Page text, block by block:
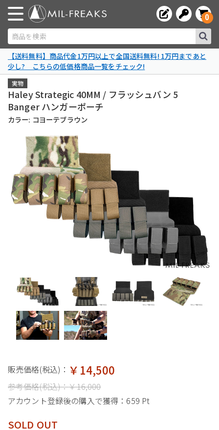
商品を検索
0
【送料無料】商品代金1万円以上で全国送料無料! 1万円まであと
少し? こちらの低価格商品一覧をチェック!
実物
Haley Strategic 40MM / フラッシュバン 5
Banger ハンガーポーチ
カラー: コヨーテブラウン
販売価格(税込)： ￥14,500
参考価格(税込)：￥16,000
アカウント登録後の購入で獲得： 659 Pt
SOLD OUT